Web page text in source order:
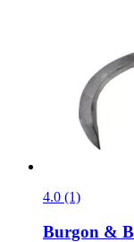
4.0 (1)
Burgon &